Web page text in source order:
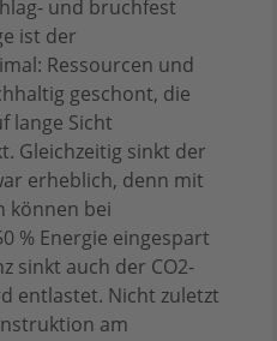
und bruchfest
ist der
Ressourcen und
geschont, die
lange Sicht
Gleichzeitig sinkt der
erheblich, denn mit
können bei
% Energie eingespart
sinkt auch der CO2-
entlastet. Nicht zuletzt
am